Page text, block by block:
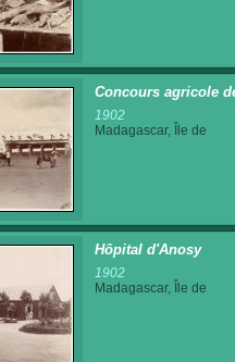
Concours agricole
1902
Madagascar, Île de
Hôpital d'Anosy
1902
Madagascar, Île de